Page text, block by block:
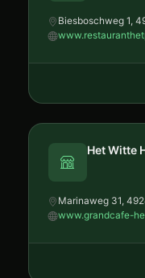
Biesboschweg 1,
Het Witte
Marinaweg 31,
www.grandcafe-